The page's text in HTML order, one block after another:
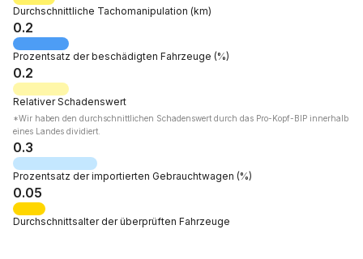
Durchschnittliche Tachomanipulation (km)
0.2
Prozentsatz derbeschädigten Fahrzeuge (%)
0.2
RelativerSchadenswert
*Wir haben den durchschnittlichen Schadenswert durch das Pro-Kopf-BIP innerhalb
eines Landes dividiert.
0.3
Prozentsatz derimportierten Gebrauchtwagen (%)
0.05
Durchschnittsalterder überprüften Fahrzeuge